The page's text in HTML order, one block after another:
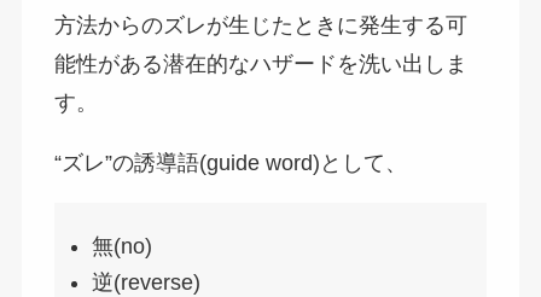
方法からのズレが生じたときに発生する可
能性がある潜在的なハザードを洗い出しま
す。
“ズレ”の誘導語(guide word)として、
無(no)
逆(reverse)